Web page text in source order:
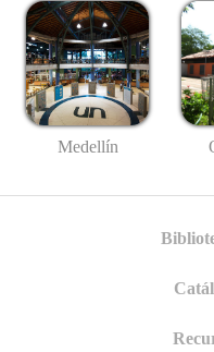
Medellín